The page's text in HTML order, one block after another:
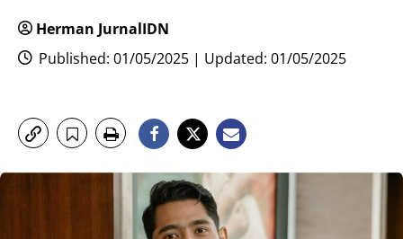
Herman JurnalIDN
Published: 01/05/2025 | Updated: 01/05/2025